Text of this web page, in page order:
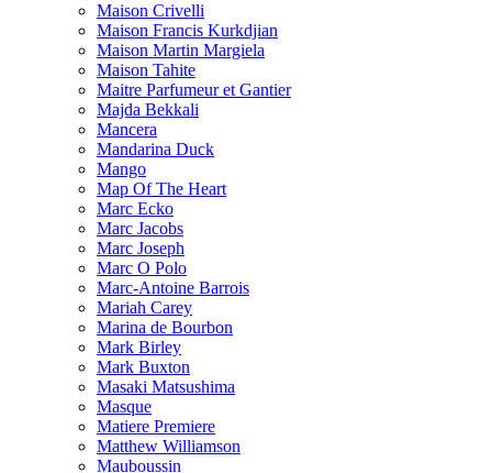
Maison Crivelli
Maison Francis Kurkdjian
Maison Martin Margiela
Maison Tahite
Maitre Parfumeur et Gantier
Majda Bekkali
Mancera
Mandarina Duck
Mango
Map Of The Heart
Marc Ecko
Marc Jacobs
Marc Joseph
Marc O Polo
Marc-Antoine Barrois
Mariah Carey
Marina de Bourbon
Mark Birley
Mark Buxton
Masaki Matsushima
Masque
Matiere Premiere
Matthew Williamson
Mauboussin